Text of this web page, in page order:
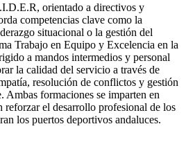
orientado a directivos y
competencias clave como la
situacional o la gestión del
Trabajo en Equipo y Excelencia en la
a mandos intermedios y personal
la calidad del servicio a través de
resolución de conflictos y gestión
Ambas formaciones se imparten en
reforzar el desarrollo profesional de los
los puertos deportivos andaluces.